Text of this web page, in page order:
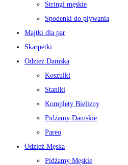
Stringi męskie
Spodenki do pływania
Majtki dla par
Skarpetki
Odzież Damska
Koszulki
Staniki
Komplety Bielizny
Pidżamy Damskie
Pareo
Odzież Męska
Pidżamy Męskie